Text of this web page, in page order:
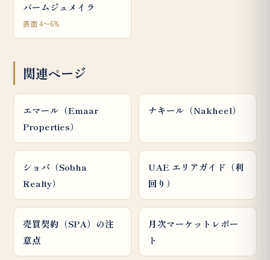
パームジュメイラ
表面 4〜6%
関連ページ
エマール（Emaar
Properties）
ナキール（Nakheel）
ショバ（Sobha
Realty）
UAE エリアガイド（利
回り）
売買契約（SPA）の注
意点
月次マーケットレポー
ト